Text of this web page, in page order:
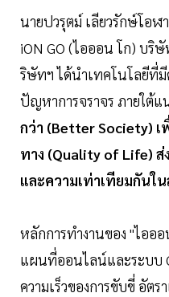
นายปวรุตม์ เลียวรักษ์โอฬ
iON GO (ไอออน โก) บริ
ริษัทฯ ได้นำเทคโนโลยีที่
ปัญหาการจราจร ภายใต้แ
กว่า (Better Society)
ทาง (Quality of Life)
และความเท่าเทียมกันใ
หลักการทำงานของ "ไออ
แผนที่ออนไลน์และระบบ
ความเร็วของการขับขี่ อัตร